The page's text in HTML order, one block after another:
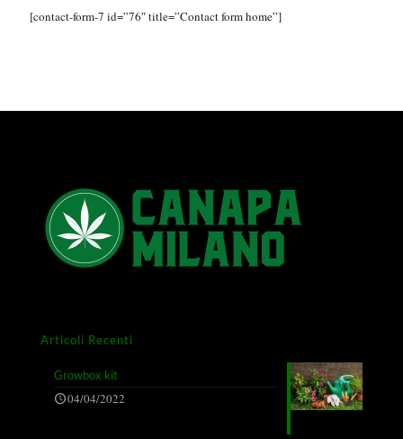
[contact-form-7 id=”76″ title=”Contact form home”]
Articoli Recenti
Growbox kit
04/04/2022